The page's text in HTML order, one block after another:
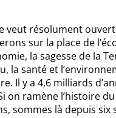
veut résolument ouvert
sur la place de
la sagesse de la
la santé et
Il y a 4,6 milliards
on ramène l’histoire
sommes là depuis six